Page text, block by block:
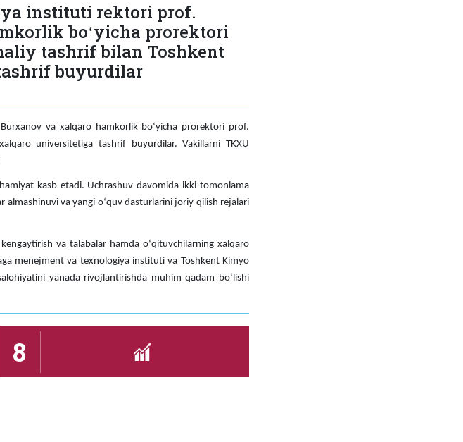
instituti rektori prof.
boʻyicha prorektori
tashrif bilan Toshkent
buyurdilar
va xalqaro hamkorlik boʻyicha prorektori prof.
universitetiga tashrif buyurdilar. Vakillarni TKXU
kasb etadi. Uchrashuv davomida ikki tomonlama
almashinuvi va yangi oʻquv dasturlarini joriy qilish rejalari
va talabalar hamda oʻqituvchilarning xalqaro
menejment va texnologiya instituti va Toshkent Kimyo
yanada rivojlantirishda muhim qadam boʻlishi
8